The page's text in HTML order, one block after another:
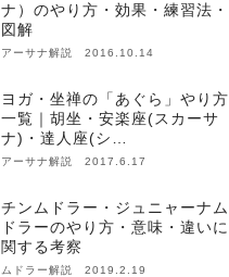
ナ）のやり方・効果・練習法・
図解
アーサナ解説 2016.10.14
ヨガ・坐禅の「あぐら」やり方
一覧｜胡坐・安楽座(スカーサ
ナ)・達人座(シ…
アーサナ解説 2017.6.17
チンムドラー・ジュニャーナム
ドラーのやり方・意味・違いに
関する考察
ムドラー解説 2019.2.19